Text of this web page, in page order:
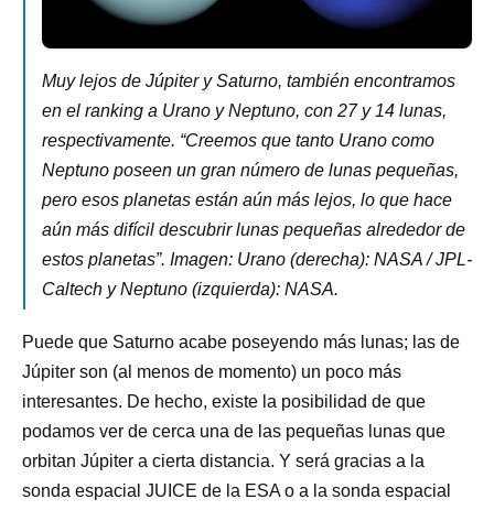
Muy lejos de Júpiter y Saturno, también encontramos
en el ranking a Urano y Neptuno, con 27 y 14 lunas,
respectivamente. “Creemos que tanto Urano como
Neptuno poseen un gran número de lunas pequeñas,
pero esos planetas están aún más lejos, lo que hace
aún más difícil descubrir lunas pequeñas alrededor de
estos planetas”. Imagen: Urano (derecha): NASA / JPL-
Caltech y Neptuno (izquierda): NASA.
Puede que Saturno acabe poseyendo más lunas; las de
Júpiter son (al menos de momento) un poco más
interesantes. De hecho, existe la posibilidad de que
podamos ver de cerca una de las pequeñas lunas que
orbitan Júpiter a cierta distancia. Y será gracias a la
sonda espacial JUICE de la ESA o a la sonda espacial